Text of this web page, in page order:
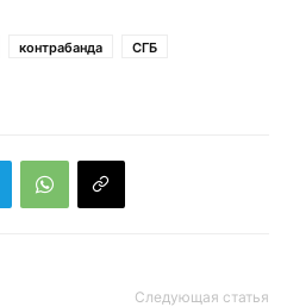
контрабанда
СГБ
Следующая статья